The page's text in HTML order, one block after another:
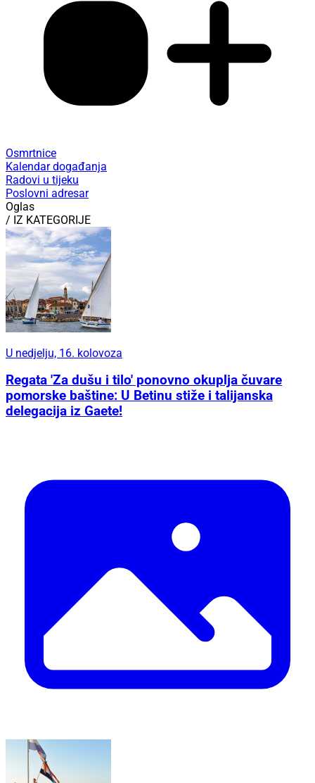
Osmrtnice
Kalendar događanja
Radovi u tijeku
Poslovni adresar
Oglas
/ IZ KATEGORIJE
U nedjelju, 16. kolovoza
Regata 'Za dušu i tilo' ponovno okuplja čuvare
pomorske baštine: U Betinu stiže i talijanska
delegacija iz Gaete!